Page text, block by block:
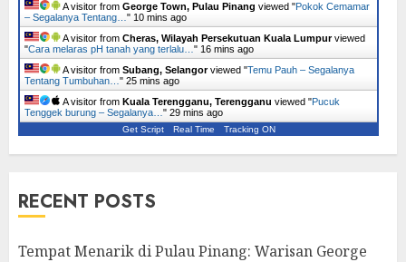
A visitor from George Town, Pulau Pinang viewed "Pokok Cemamar
– Segalanya Tentang… " 10 mins ago
A visitor from Cheras, Wilayah Persekutuan Kuala Lumpurviewed
"Cara melaras pH tanah yang terlalu… " 16 mins ago
A visitor from Subang, Selangorviewed "Temu Pauh – Segalanya
Tentang Tumbuhan… " 25 mins ago
A visitor from Kuala Terengganu, Terengganu viewed "Pucuk
Tenggek burung – Segalanya… " 29 mins ago
Get Script Real Time Tracking ON
RECENT POSTS
Tempat Menarik di Pulau Pinang: Warisan George